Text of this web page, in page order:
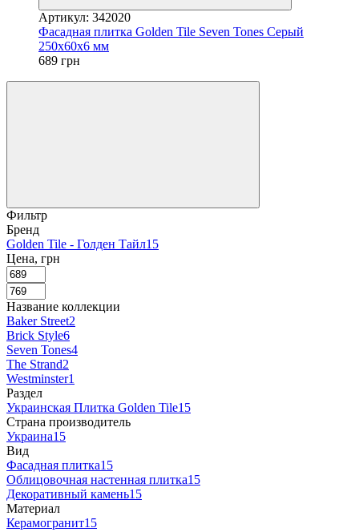
Артикул: 342020
Фасадная плитка Golden Tile Seven Tones Серый
250х60х6 мм
689 грн
Фильтр
Бренд
Golden Tile - Голден Тайл15
Цена, грн
Название коллекции
Baker Street2
Brick Style6
Seven Tones4
The Strand2
Westminster1
Раздел
Украинская Плитка Golden Tile15
Страна производитель
Украина15
Вид
Фасадная плитка15
Облицовочная настенная плитка15
Декоративный камень15
Материал
Керамогранит15